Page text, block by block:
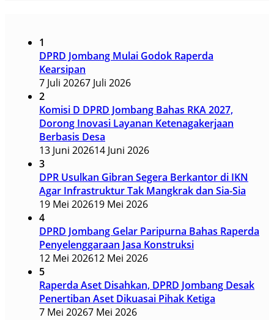
1
DPRD Jombang Mulai Godok Raperda
Kearsipan
7 Juli 20267 Juli 2026
2
Komisi D DPRD Jombang Bahas RKA 2027,
Dorong Inovasi Layanan Ketenagakerjaan
Berbasis Desa
13 Juni 202614 Juni 2026
3
DPR Usulkan Gibran Segera Berkantor di IKN
Agar Infrastruktur Tak Mangkrak dan Sia-Sia
19 Mei 202619 Mei 2026
4
DPRD Jombang Gelar Paripurna Bahas Raperda
Penyelenggaraan Jasa Konstruksi
12 Mei 202612 Mei 2026
5
Raperda Aset Disahkan, DPRD Jombang Desak
Penertiban Aset Dikuasai Pihak Ketiga
7 Mei 20267 Mei 2026